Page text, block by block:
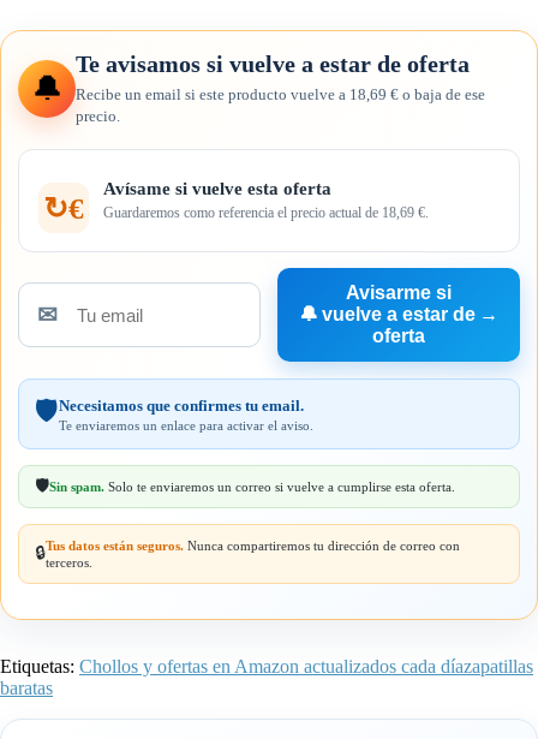
🔔
Te avisamos si vuelve a estar de oferta
Recibe un email si este producto vuelve a 18,69 € o baja de ese
precio.
↻€
Avísame si vuelve esta oferta
Guardaremos como referencia el precio actual de 18,69 €.
Tu
email
✉ 🔔
Avisarme si
vuelve a estar de
oferta
→
🛡️Necesitamos que confirmes tu email.
Te enviaremos un enlace para activar el aviso.
🛡️Sin spam. Solo te enviaremos un correo si vuelve a cumplirse esta oferta.
🔒Tus datos están seguros. Nunca compartiremos tu dirección de correo con
terceros.
Etiquetas: Chollos y ofertas en Amazon actualizados cada díazapatillas
baratas